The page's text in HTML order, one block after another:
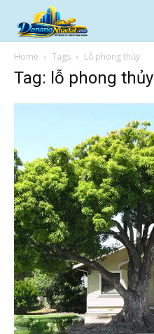
Home Tags Lỗ phong thủy
Tag: lỗ phong thủy